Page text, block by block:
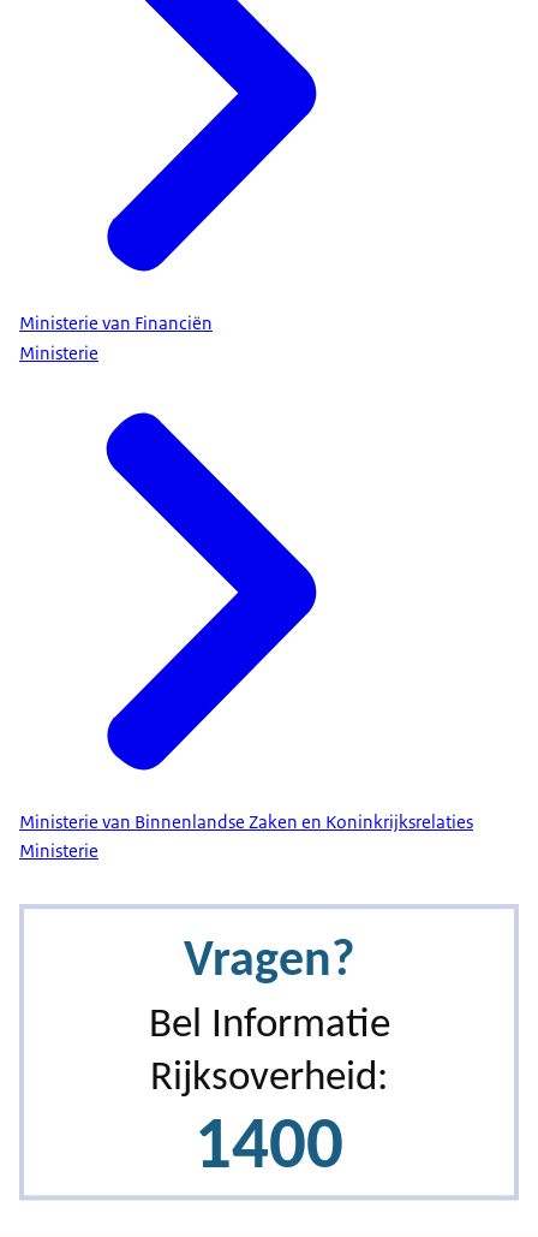
Ministerie van Financiën
Ministerie
Ministerie van Binnenlandse Zaken en Koninkrijksrelaties
Ministerie